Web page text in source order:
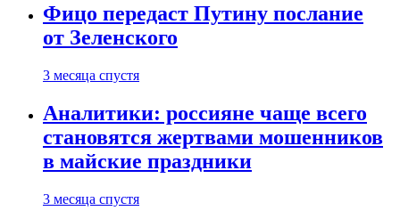
Фицо передаст Путину послание
от Зеленского
3 месяца спустя
Аналитики: россияне чаще всего
становятся жертвами мошенников
в майские праздники
3 месяца спустя